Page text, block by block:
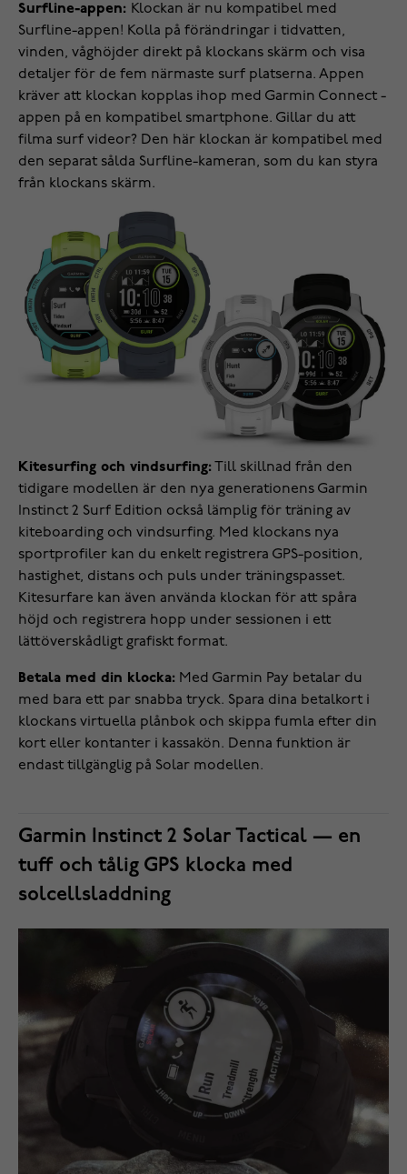
Surfline-appen: Klockan är nu kompatibel med
Surfline-appen! Kolla på förändringar i tidvatten,
vinden, våghöjder direkt på klockans skärm och visa
detaljer för de fem närmaste surf platserna. Appen
kräver att klockan kopplas ihop med Garmin Connect -
appen på en kompatibel smartphone. Gillar du att
filma surf videor? Den här klockan är kompatibel med
den separat sålda Surfline-kameran, som du kan styra
från klockans skärm.
Kitesurfing och vindsurfing: Till skillnad från den
tidigare modellen är den nya generationens Garmin
Instinct 2 Surf Edition också lämplig för träning av
kiteboarding och vindsurfing. Med klockans nya
sportprofiler kan du enkelt registrera GPS-position,
hastighet, distans och puls under träningspasset.
Kitesurfare kan även använda klockan för att spåra
höjd och registrera hopp under sessionen i ett
lättöverskådligt grafiskt format.
Betala med din klocka: Med Garmin Pay betalar du
med bara ett par snabba tryck. Spara dina betalkort i
klockans virtuella plånbok och skippa fumla efter din
kort eller kontanter i kassakön. Denna funktion är
endast tillgänglig på Solar modellen.
Garmin Instinct 2 Solar Tactical — en
tuff och tålig GPS klocka med
solcellsladdning